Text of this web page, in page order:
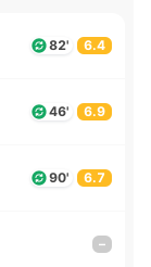
82' 6.4
46' 6.9
90' 6.7
–